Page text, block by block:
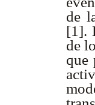
de
[1].
de
que